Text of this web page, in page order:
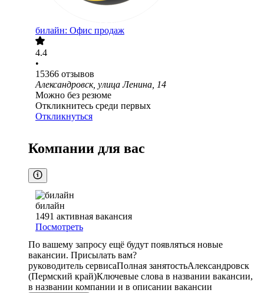
билайн: Офис продаж
4.4
•
15366 отзывов
Александровск, улица Ленина, 14
Можно без резюме
Откликнитесь среди первых
Откликнуться
Компании для вас
билайн
1491 активная вакансия
Посмотреть
По вашему запросу ещё будут появляться новые
вакансии. Присылать вам?
руководитель сервисаПолная занятостьАлександровск
(Пермский край)Ключевые слова в названии вакансии,
в названии компании и в описании вакансии